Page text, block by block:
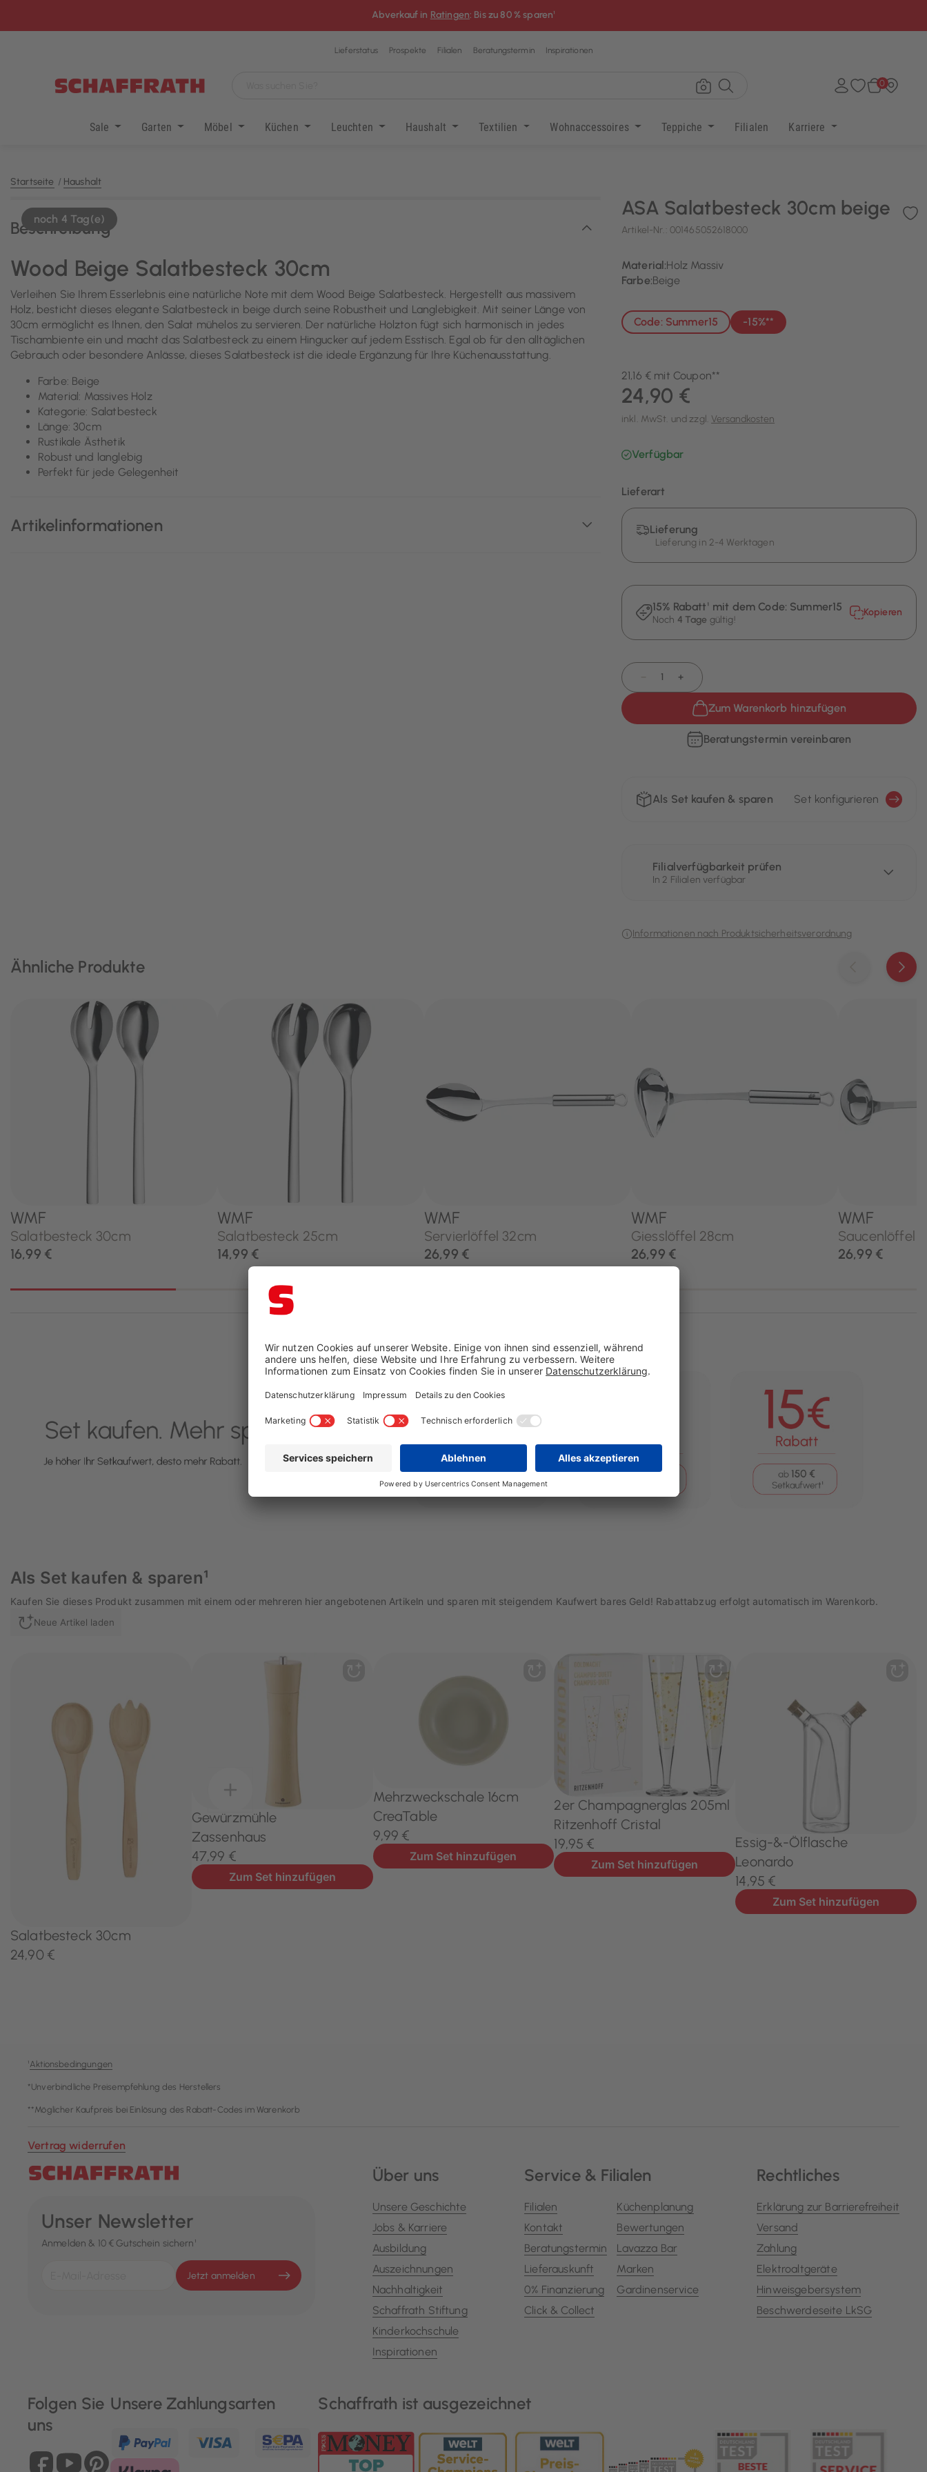
Abverkauf in Ratingen: Bis zu 80 % sparen¹
Lieferstatus Prospekte Filialen Beratungstermin Inspirationen
0
Sale Garten Möbel Küchen Leuchten Haushalt Textilien Wohnaccessoires Teppiche Filialen Karriere
Startseite Haushalt
noch 4 Tag(e)
Beschreibung
Wood Beige Salatbesteck 30cm
Verleihen Sie Ihrem Esserlebnis eine natürliche Note mit dem Wood Beige Salatbesteck. Hergestellt aus massivem
Holz, besticht dieses elegante Salatbesteck in beige durch seine Robustheit und Langlebigkeit. Mit seiner Länge von
30cm ermöglicht es Ihnen, den Salat mühelos zu servieren. Der natürliche Holzton fügt sich harmonisch in jedes
Tischambiente ein und macht das Salatbesteck zu einem Hingucker auf jedem Esstisch. Egal ob für den alltäglichen
Gebrauch oder besondere Anlässe, dieses Salatbesteck ist die ideale Ergänzung für Ihre Küchenausstattung.
Farbe: Beige
Material: Massives Holz
Kategorie: Salatbesteck
Länge: 30cm
Rustikale Ästhetik
Robust und langlebig
Perfekt für jede Gelegenheit
Artikelinformationen
ASA Salatbesteck 30cm beige
Artikel-Nr.: 001465052618000
Material:Holz Massiv
Farbe:Beige
Code: Summer15 -15%**
21,16 € mit Coupon**
24,90 €
inkl. MwSt. und zzgl. Versandkosten
Verfügbar
Lieferart
Lieferung
Lieferung in 2-4 Werktagen
15% Rabatt¹ mit dem Code: Summer15
Noch 4 Tage gültig!
Kopieren
+
Zum Warenkorb hinzufügen
Beratungstermin vereinbaren
Als Set kaufen & sparen Set konfigurieren
Filialverfügbarkeit prüfen
In 2 Filialen verfügbar
Informationen nach Produktsicherheitsverordnung
¹Aktionsbedingungen
*Unverbindliche Preisempfehlung des Herstellers
**Möglicher Kaufpreis bei Einlösung des Rabatt-Codes im Warenkorb
Vertrag widerrufen
Unser Newsletter
Anmelden & 10 € Gutschein sichern¹
Jetzt anmelden
Über uns
Unsere Geschichte
Jobs & Karriere
Ausbildung
Auszeichnungen
Nachhaltigkeit
Schaffrath Stiftung
Kinderkochschule
Inspirationen
Service & Filialen
Filialen
Kontakt
Beratungstermin
Lieferauskunft
0% Finanzierung
Click & Collect
Küchenplanung
Bewertungen
Lavazza Bar
Marken
Gardinenservice
Rechtliches
Erklärung zur Barrierefreiheit
Versand
Zahlung
Elektroaltgeräte
Hinweisgebersystem
Beschwerdeseite LkSG
Folgen Sie
uns
Unsere Zahlungsarten Schaffrath ist ausgezeichnet